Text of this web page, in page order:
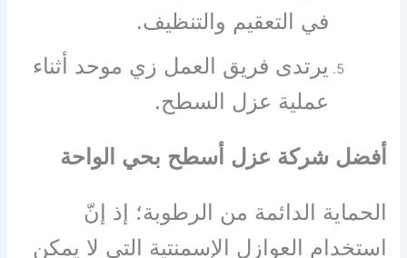
في التعقيم والتنظيف.
يرتدى فريق العمل زي موحد أثناء
عملية عزل السطح.
أفضل شركة عزل أسطح بحي الواحة
الحماية الدائمة من الرطوبة؛ إذ إنّ
استخدام العوازل الإسمنتية التي لا يمكن